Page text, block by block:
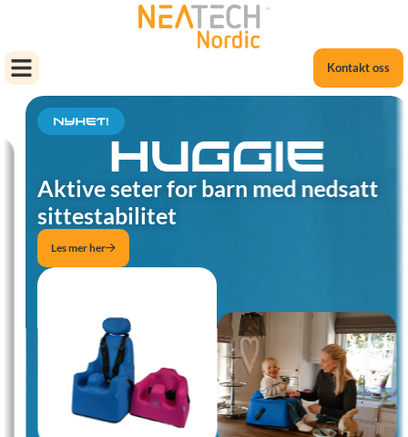
Kontakt oss
Aktive seter for barn med nedsatt
sittestabilitet
Les mer her